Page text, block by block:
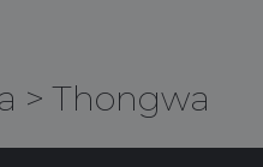
>Thongwa